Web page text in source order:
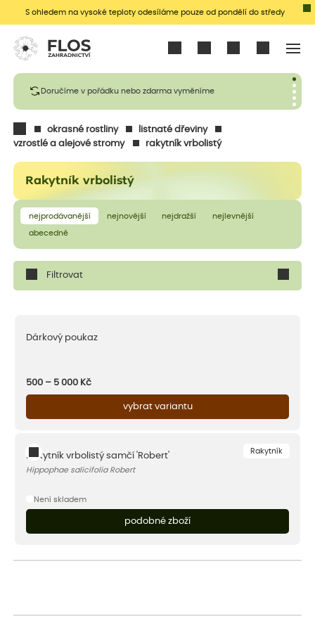
S ohledem na vysoké teploty odesíláme pouze od pondělí do středy
Doručíme v pořádku nebo zdarma vyměníme
okrasné rostliny
listnaté dřeviny
vzrostlé a alejové stromy
rakytník vrbolistý
Rakytník vrbolistý
nejprodávanější nejnovější nejdražší nejlevnější
abecedně
Filtrovat
Dárkový poukaz
500 – 5 000 Kč
vybrat variantu
Rakytník
Rakytník vrbolistý samčí 'Robert'
Hippophae salicifolia Robert
Není skladem
podobné zboží